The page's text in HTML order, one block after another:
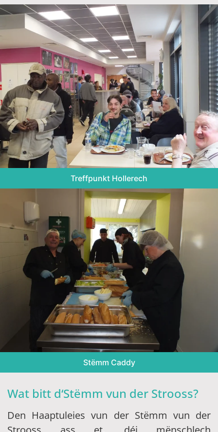
Treffpunkt Hollerech
Stëmm Caddy
Wat bitt d‘Stëmm vun der Strooss?
Den Haaptuleies vun der Stëmm vun der